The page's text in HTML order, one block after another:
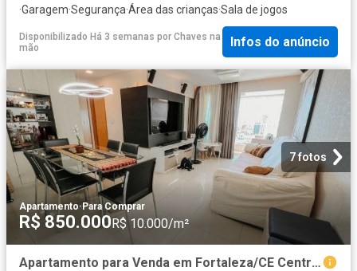
·Garagem·Segurança·Área das crianças·Sala de jogos
Disponibilizado Há 3 semanas por Chaves na
mão
Infos do anúncio
7 fotos
Apartamento·Para Comprar
R$ 850.000R$ 10.000/m²
Apartamento para Venda em Fortaleza/CE Centro 3 Quartos